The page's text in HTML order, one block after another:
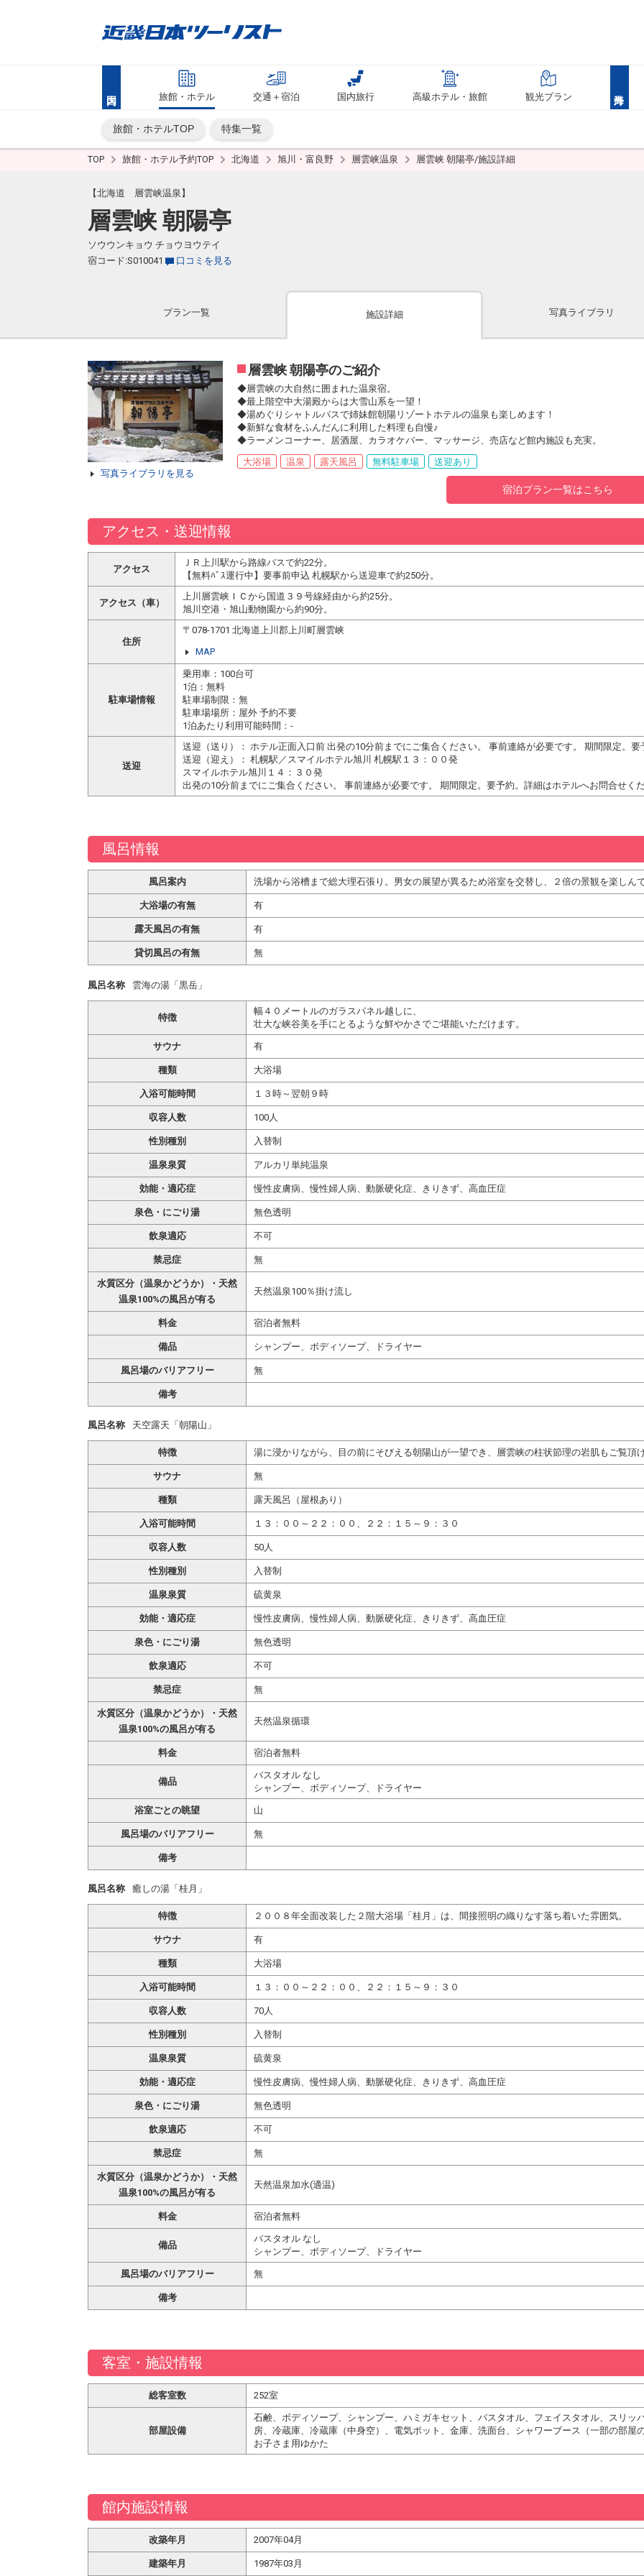
旅館・ホテル 交通＋宿泊 国内旅行 高級ホテル・旅館 観光プラン
旅館・ホテルTOP 特集一覧
TOP 旅館・ホテル予約TOP 北海道 旭川・富良野 層雲峡温泉 層雲峡 朝陽亭/施設詳細
【北海道 層雲峡温泉】
層雲峡 朝陽亭
ソウウンキョウ チョウヨウテイ
宿コード:S010041
口コミを見る
プラン一覧 施設詳細 写真ライブラリ
写真ライブラリを見る
層雲峡 朝陽亭のご紹介
◆層雲峡の大自然に囲まれた温泉宿。
◆最上階空中大湯殿からは大雪山系を一望！
◆湯めぐりシャトルバスで姉妹館朝陽リゾートホテルの温泉も楽しめます！
◆新鮮な食材をふんだんに利用した料理も自慢♪
◆ラーメンコーナー、居酒屋、カラオケバー、マッサージ、売店など館内施設も充実。
大浴場
温泉 露天風呂 無料駐車場 送迎あり
宿泊プラン一覧はこちら
アクセス・送迎情報
アクセス
ＪＲ上川駅から路線バスで約22分。
【無料ﾊﾞｽ運行中】要事前申込 札幌駅から送迎車で約250分。
アクセス（車）
上川層雲峡ＩＣから国道３９号線経由から約25分。
旭川空港・旭山動物園から約90分。
住所
〒078-1701 北海道上川郡上川町層雲峡
MAP
駐車場情報
乗用車：100台可
1泊：無料
駐車場制限：無
駐車場場所：屋外 予約不要
1泊あたり利用可能時間：-
送迎
送迎（送り）： ホテル正面入口前 出発の10分前までにご集合ください。 事前連絡が必要です。 期間限定。
送迎（迎え）： 札幌駅／スマイルホテル旭川 札幌駅１３：００発
スマイルホテル旭川１４：３０発
出発の10分前までにご集合ください。 事前連絡が必要です。 期間限定。要予約。詳細はホテルへお問合せく
風呂情報
風呂案内 洗場から浴槽まで総大理石張り。男女の展望が異るため浴室を交替し、２倍の景観を楽しん
大浴場の有無 有
露天風呂の有無 有
貸切風呂の有無 無
風呂名称 雲海の湯「黒岳」
特徴
幅４０メートルのガラスパネル越しに、
壮大な峡谷美を手にとるような鮮やかさでご堪能いただけます。
サウナ 有
種類 大浴場
入浴可能時間 １３時～翌朝９時
収容人数 100人
性別種別 入替制
温泉泉質 アルカリ単純温泉
効能・適応症 慢性皮膚病、慢性婦人病、動脈硬化症、きりきず、高血圧症
泉色・にごり湯 無色透明
飲泉適応 不可
禁忌症 無
水質区分（温泉かどうか）・天然
温泉100%の風呂が有る
天然温泉100％掛け流し
料金 宿泊者無料
備品 シャンプー、ボディソープ、ドライヤー
風呂場のバリアフリー 無
備考
風呂名称 天空露天「朝陽山」
特徴 湯に浸かりながら、目の前にそびえる朝陽山が一望でき、層雲峡の柱状節理の岩肌もご覧頂
サウナ 無
種類 露天風呂（屋根あり）
入浴可能時間 １３：００～２２：００、２２：１５～９：３０
収容人数 50人
性別種別 入替制
温泉泉質 硫黄泉
効能・適応症 慢性皮膚病、慢性婦人病、動脈硬化症、きりきず、高血圧症
泉色・にごり湯 無色透明
飲泉適応 不可
禁忌症 無
水質区分（温泉かどうか）・天然
温泉100%の風呂が有る
天然温泉循環
料金 宿泊者無料
備品
バスタオル なし
シャンプー、ボディソープ、ドライヤー
浴室ごとの眺望 山
風呂場のバリアフリー 無
備考
風呂名称 癒しの湯「桂月」
特徴 ２００８年全面改装した２階大浴場「桂月」は、間接照明の織りなす落ち着いた雰囲気。
サウナ 有
種類 大浴場
入浴可能時間 １３：００～２２：００、２２：１５～９：３０
収容人数 70人
性別種別 入替制
温泉泉質 硫黄泉
効能・適応症 慢性皮膚病、慢性婦人病、動脈硬化症、きりきず、高血圧症
泉色・にごり湯 無色透明
飲泉適応 不可
禁忌症 無
水質区分（温泉かどうか）・天然
温泉100%の風呂が有る
天然温泉加水(適温)
料金 宿泊者無料
備品
バスタオル なし
シャンプー、ボディソープ、ドライヤー
風呂場のバリアフリー 無
備考
客室・施設情報
総客室数 252室
部屋設備
石鹸、ボディソープ、シャンプー、ハミガキセット、バスタオル、フェイスタオル、スリッ
房、冷蔵庫、冷蔵庫（中身空）、電気ポット、金庫、洗面台、シャワーブース（一部の部
お子さま用ゆかた
館内施設情報
改築年月 2007年04月
建築年月 1987年03月